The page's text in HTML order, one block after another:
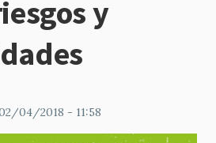
y
04/2018 - 11:58